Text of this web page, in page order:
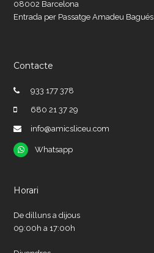
08002 Barcelona
Entrada per Passatge Amadeu Bagués
Contacte
933 177 378
680 21 37 29
info@amicsliceu.com
Whatsapp
Whatsapp
Horari
De dilluns a dijous
09:00h a 17:00h